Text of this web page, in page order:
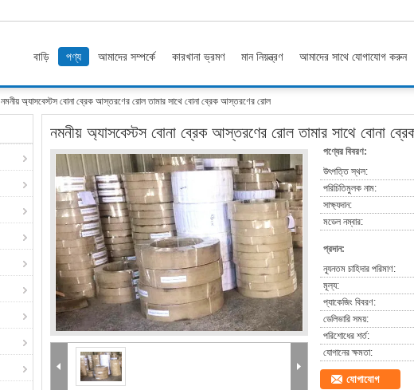
বাড়ি পণ্য আমাদের সম্পর্কে কারখানা ভ্রমণ মান নিয়ন্ত্রণ আমাদের সাথে যোগাযোগ করুন
নমনীয় অ্যাসবেস্টস বোনা ব্রেক আস্তরণের রোল তামার সাথে বোনা ব্রেক আস্তরণের রোল
নমনীয় অ্যাসবেস্টস বোনা ব্রেক আস্তরণের রোল তামার সাথে বোনা
পণ্যের বিবরণ:
উৎপত্তি স্থল:
পরিচিতিমুলক নাম:
সাক্ষ্যদান:
মডেল নম্বার:
প্রদান:
ন্যূনতম চাহিদার পরিমাণ:
মূল্য:
প্যাকেজিং বিবরণ:
ডেলিভারি সময়:
পরিশোধের শর্ত:
যোগানের ক্ষমতা:
যোগাযোগ